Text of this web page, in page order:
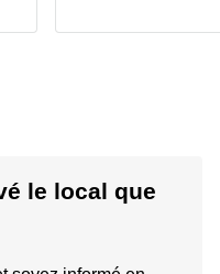
le local que